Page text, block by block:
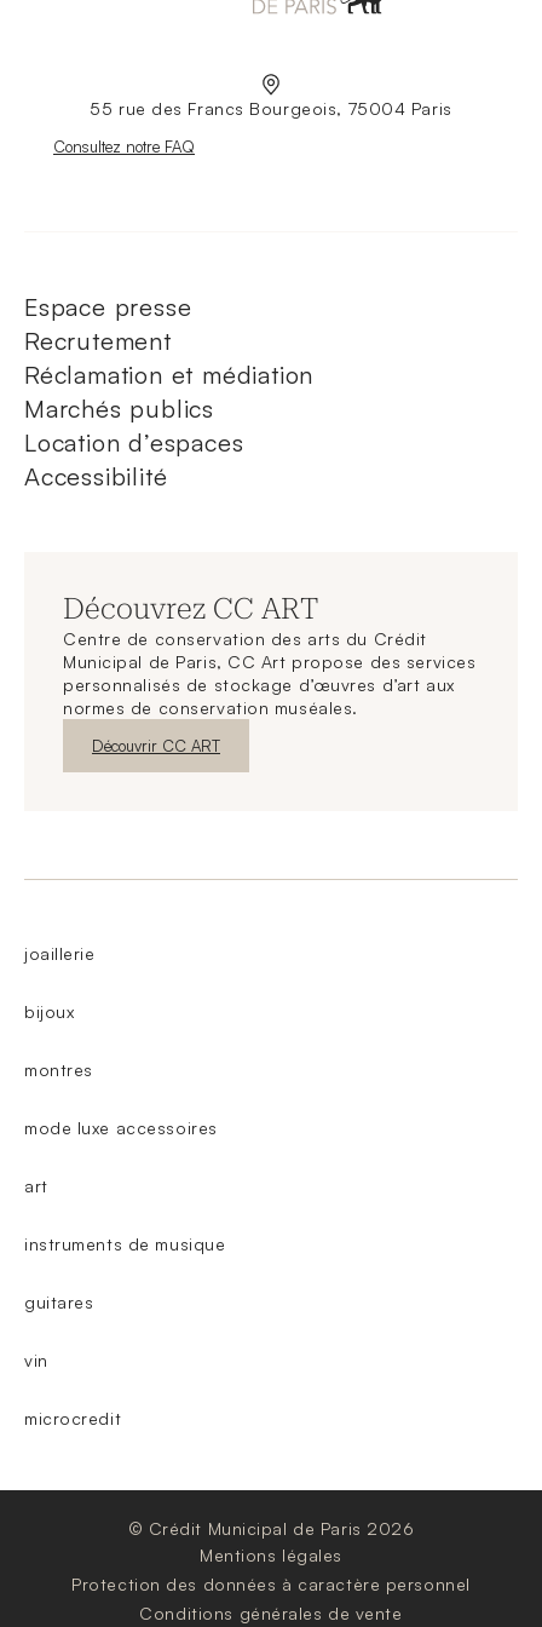
55 rue des Francs Bourgeois, 75004 Paris
Nouvelle fenêtre
Consultez notre FAQ
Espace presse
Recrutement
Réclamation et médiation
Marchés publics
Location d’espaces
Accessibilité
Découvrez CC ART
Centre de conservation des arts du Crédit
Municipal de Paris, CC Art propose des services
personnalisés de stockage d’œuvres d’art aux
normes de conservation muséales.
Nouvelle fenêtre
Découvrir CC ART
joaillerie
bijoux
montres
mode luxe accessoires
art
instruments de musique
guitares
vin
microcredit
© Crédit Municipal de Paris 2026
Mentions légales
Protection des données à caractère personnel
Conditions générales de vente